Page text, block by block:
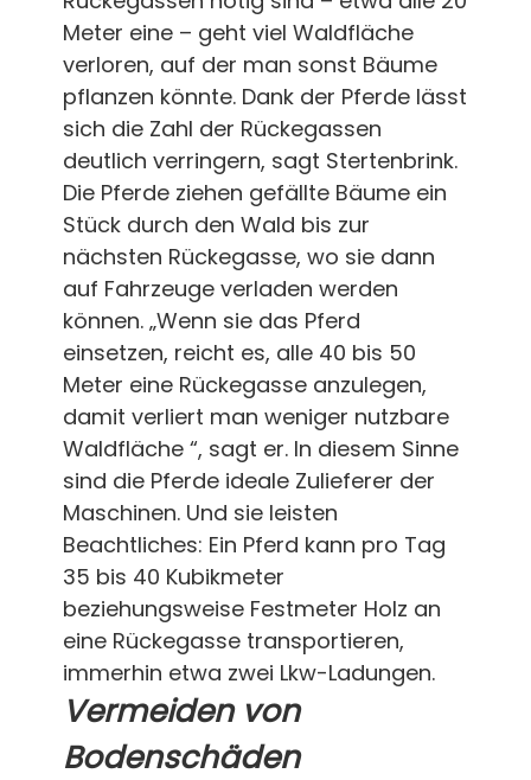
Meter eine – geht viel Waldfläche
verloren, auf der man sonst Bäume
pflanzen könnte. Dank der Pferde lässt
sich die Zahl der Rückegassen
deutlich verringern, sagt Stertenbrink.
Die Pferde ziehen gefällte Bäume ein
Stück durch den Wald bis zur
nächsten Rückegasse, wo sie dann
auf Fahrzeuge verladen werden
können. „Wenn sie das Pferd
einsetzen, reicht es, alle 40 bis 50
Meter eine Rückegasse anzulegen,
damit verliert man weniger nutzbare
Waldfläche “, sagt er. In diesem Sinne
sind die Pferde ideale Zulieferer der
Maschinen. Und sie leisten
Beachtliches: Ein Pferd kann pro Tag
35 bis 40 Kubikmeter
beziehungsweise Festmeter Holz an
eine Rückegasse transportieren,
immerhin etwa zwei Lkw-Ladungen.
Vermeiden von
Bodenschäden